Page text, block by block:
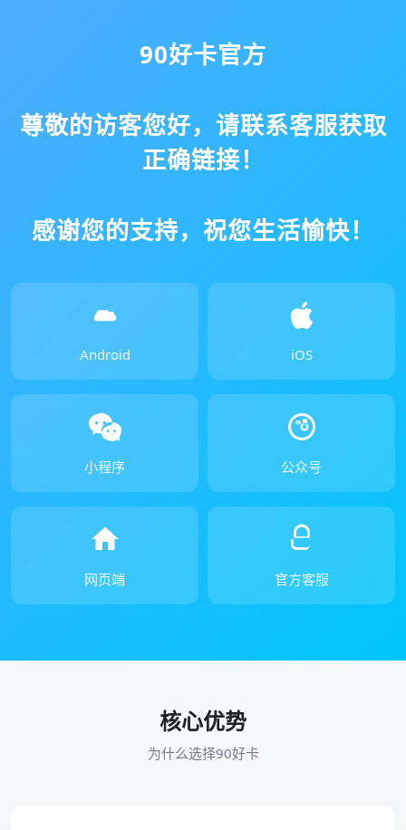
90好卡官方
尊敬的访客您好，请联系客服获取
正确链接！
感谢您的支持，祝您生活愉快！
Android iOS
小程序 公众号
网页端 官方客服
核心优势
为什么选择90好卡